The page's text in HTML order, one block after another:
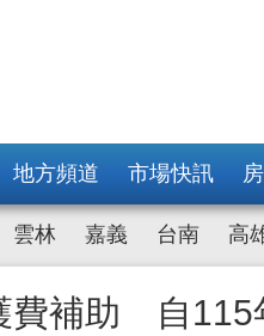
地方頻道 市場快訊
雲林 嘉義 台南 高
費補助 自115